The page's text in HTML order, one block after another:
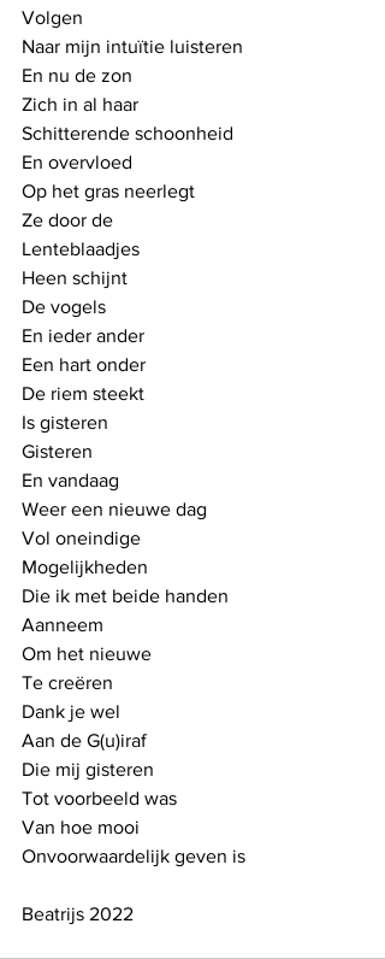
Volgen
Naar mijn intuïtie luisteren
En nu de zon
Zich in al haar
Schitterende schoonheid
En overvloed
Op het gras neerlegt
Ze door de
Lenteblaadjes
Heen schijnt
De vogels
En ieder ander
Een hart onder
De riem steekt
Is gisteren
Gisteren
En vandaag
Weer een nieuwe dag
Vol oneindige
Mogelijkheden
Die ik met beide handen
Aanneem
Om het nieuwe
Te creëren
Dank je wel
Aan de G(u)iraf
Die mij gisteren
Tot voorbeeld was
Van hoe mooi
Onvoorwaardelijk geven is
Beatrijs 2022